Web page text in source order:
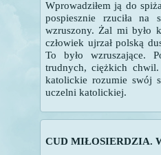
Wprowadziłem ją do
pospiesznie rzuciła
wzruszony. Żal mi było
człowiek ujrzał polską
To było wzruszające.
trudnych, ciężkich chwil.
katolickie rozumie swój
uczelni katolickiej.
CUD MIŁOSIERDZIA.